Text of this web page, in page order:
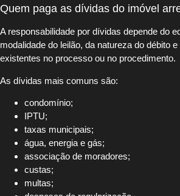
Quem paga as dívidas do imóvel
A responsabilidade por dívidas depende do
modalidade do leilão, da natureza do débito
existentes no processo ou no procedimento.
As dívidas mais comuns são:
condomínio;
IPTU;
taxas municipais;
água, energia e gás;
associação de moradores;
custas;
multas;